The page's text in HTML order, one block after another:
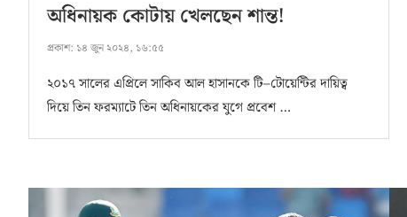
অধিনায়ক কোটায় খেলছেন শান্ত!
প্রকাশ: ১৪ জুন ২০২৪, ১৬:৫৫
২০১৭ সালের এপ্রিলে সাকিব আল হাসানকে টি–টোয়েন্টির দায়িত্ব
দিয়ে তিন ফরম্যাটে তিন অধিনায়কের যুগে প্রবেশ …